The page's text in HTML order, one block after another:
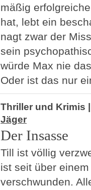
mäßig
hat, lebt ein
nagt zwar der
sein
würde Max nie
Oder ist das nur
Thriller und Krimis
Jäger
Der Insasse
Till ist völlig
ist seit über
verschwunden.